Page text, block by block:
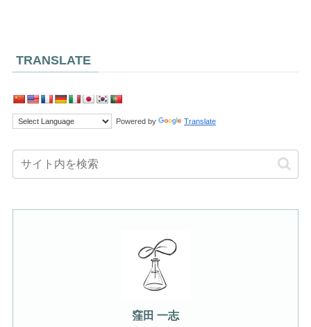
TRANSLATE
Powered by Translate
窪田 一志